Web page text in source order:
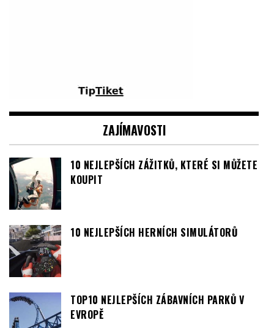
ZAJÍMAVOSTI
10 NEJLEPŠÍCH ZÁŽITKŮ, KTERÉ SI MŮŽETE
KOUPIT
10 NEJLEPŠÍCH HERNÍCH SIMULÁTORŮ
TOP10 NEJLEPŠÍCH ZÁBAVNÍCH PARKŮ V
EVROPĚ